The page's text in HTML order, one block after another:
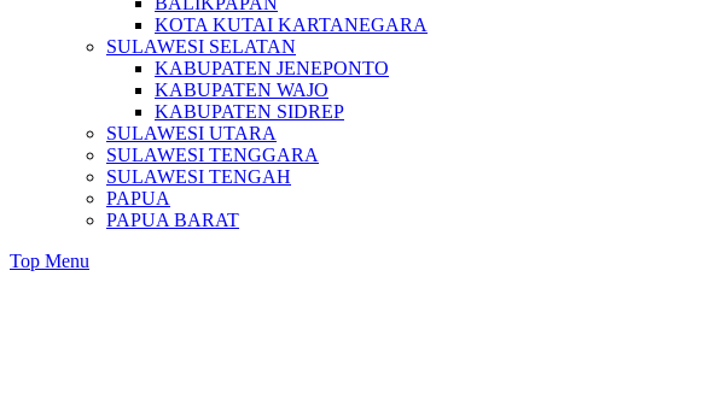
KOTA KUTAI KARTANEGARA
SULAWESI SELATAN
KABUPATEN JENEPONTO
KABUPATEN WAJO
KABUPATEN SIDREP
SULAWESI UTARA
SULAWESI TENGGARA
SULAWESI TENGAH
PAPUA
PAPUA BARAT
Top Menu